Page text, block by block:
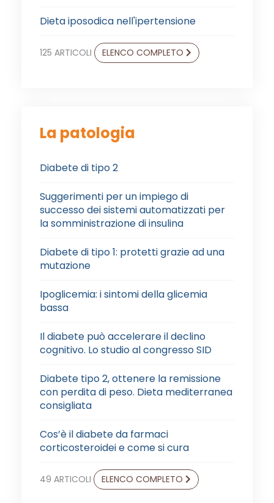
Dieta iposodica nell'ipertensione
125 ARTICOLI ELENCO COMPLETO
La patologia
Diabete di tipo 2
Suggerimenti per un impiego di
successo dei sistemi automatizzati per
la somministrazione di insulina
Diabete di tipo 1: protetti grazie ad una
mutazione
Ipoglicemia: i sintomi della glicemia
bassa
Il diabete può accelerare il declino
cognitivo. Lo studio al congresso SID
Diabete tipo 2, ottenere la remissione
con perdita di peso. Dieta mediterranea
consigliata
Cos’è il diabete da farmaci
corticosteroidei e come si cura
49 ARTICOLI ELENCO COMPLETO